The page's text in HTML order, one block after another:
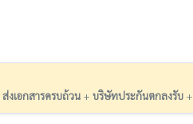
ส่งเอกสารครบถ้วน+ บริษัทประกันตกลงรับ+